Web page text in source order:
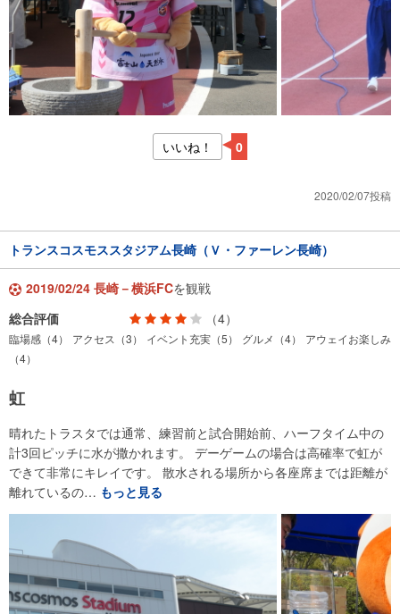
いいね！ 0
2020/02/07投稿
トランスコスモススタジアム長崎（Ｖ・ファーレン長崎）
2019/02/24 長崎－横浜FCを観戦
総合評価
（4）
臨場感（4） アクセス（3） イベント充実（5） グルメ（4）
アウェイお楽しみ
（4）
虹
晴れたトラスタでは通常、練習前と試合開始前、ハーフタイム中の
計3回ピッチに水が撒かれます。 デーゲームの場合は高確率で虹が
できて非常にキレイです。 散水される場所から各座席までは距離が
離れているの… もっと見る